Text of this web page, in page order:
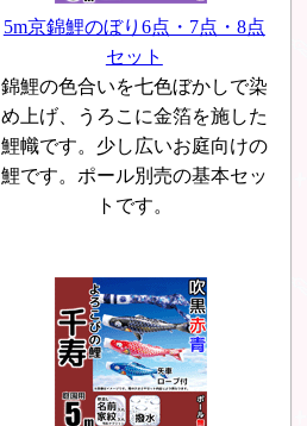
5m京錦鯉のぼり6点・7点・8点
セット
錦鯉の色合いを七色ぼかしで染
め上げ、うろこに金箔を施した
鯉幟です。少し広いお庭向けの
鯉です。ポール別売の基本セッ
トです。